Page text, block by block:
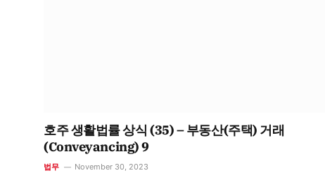
호주 생활법률 상식 (35) – 부동산(주택) 거래
(Conveyancing) 9
법무 November 30, 2023